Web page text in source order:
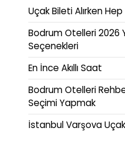
Uçak Bileti Alırken
Bodrum Otelleri 2026
Seçenekleri
En İnce Akıllı Saat
Bodrum Otelleri
Seçimi Yapmak
İstanbul Varşova